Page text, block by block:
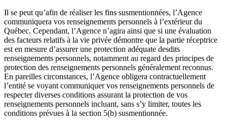
Il se peut qu’afin de réaliser les fins susmentionnées, l’Agence
communiquera vos renseignements personnels à l’extérieur du
Québec. Cependant, l’Agence n’agira ainsi que si une évaluation
des facteurs relatifs à la vie privée démontre que la partie réceptrice
est en mesure d’assurer une protection adéquate desdits
renseignements personnels, notamment au regard des principes de
protection des renseignements personnels généralement reconnus.
En pareilles circonstances, l’Agence obligera contractuellement
l’entité se voyant communiquer vos renseignements personnels de
respecter diverses conditions assurant la protection de vos
renseignements personnels incluant, sans s’y limiter, toutes les
conditions prévues à la section 5(b) susmentionnée.